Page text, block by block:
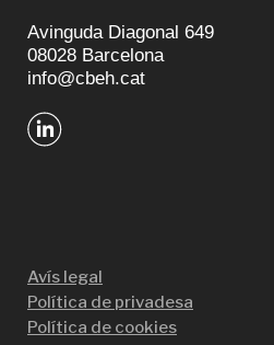
Avinguda Diagonal 649
08028 Barcelona
info@cbeh.cat
Avís legal
Política de privadesa
Política de cookies